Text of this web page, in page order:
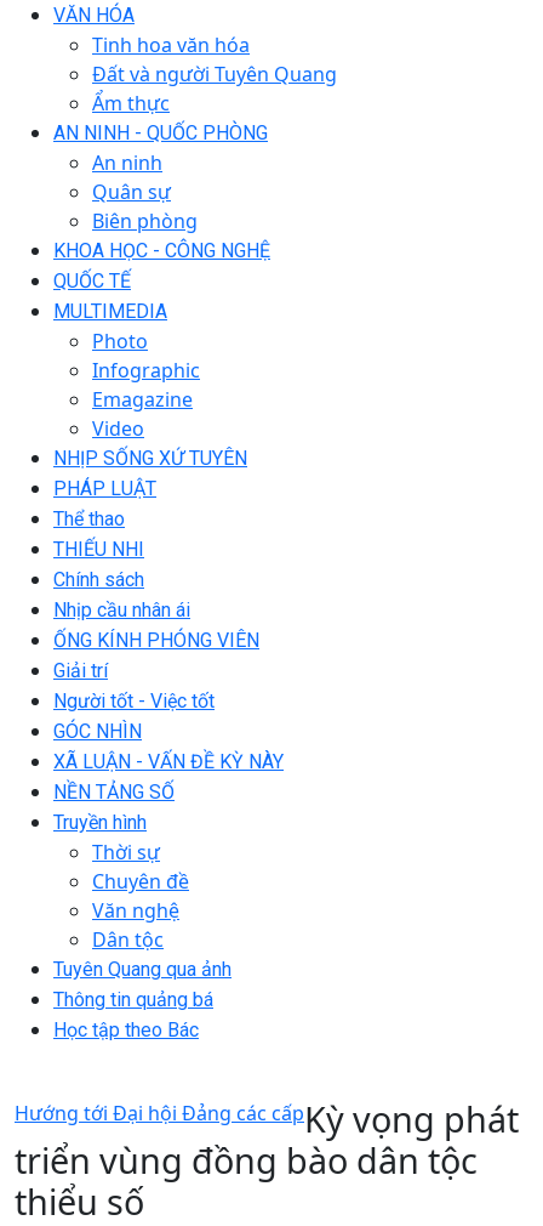
VĂN HÓA
Tinh hoa văn hóa
Đất và người Tuyên Quang
Ẩm thực
AN NINH - QUỐC PHÒNG
An ninh
Quân sự
Biên phòng
KHOA HỌC - CÔNG NGHỆ
QUỐC TẾ
MULTIMEDIA
Photo
Infographic
Emagazine
Video
NHỊP SỐNG XỨ TUYÊN
PHÁP LUẬT
Thể thao
THIẾU NHI
Chính sách
Nhịp cầu nhân ái
ỐNG KÍNH PHÓNG VIÊN
Giải trí
Người tốt - Việc tốt
GÓC NHÌN
XÃ LUẬN - VẤN ĐỀ KỲ NÀY
NỀN TẢNG SỐ
Truyền hình
Thời sự
Chuyên đề
Văn nghệ
Dân tộc
Tuyên Quang qua ảnh
Thông tin quảng bá
Học tập theo Bác
Hướng tới Đại hội Đảng các cấpKỳ vọng phát
triển vùng đồng bào dân tộc
thiểu số